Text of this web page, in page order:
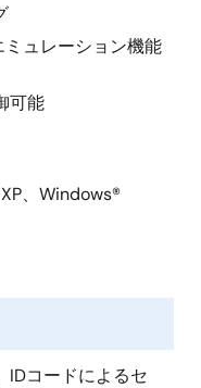
ュレーション機能
可能
、Windows®
IDコードによるセ